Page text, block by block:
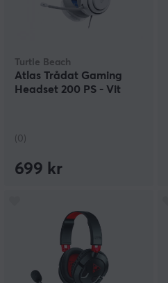
Turtle Beach
Atlas Trådat Gaming
Headset 200 PS - Vit
(0)
699 kr